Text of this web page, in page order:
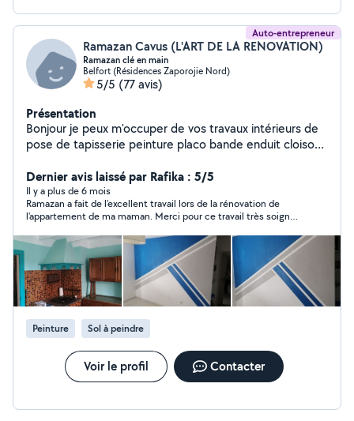
Auto-entrepreneur
Ramazan Cavus (L'ART DE LA RENOVATION)
Ramazan clé en main
Belfort (Résidences Zaporojie Nord)
5/5 (77 avis)
Présentation
Bonjour je peux m'occuper de vos travaux intérieurs de
pose de tapisserie peinture placo bande enduit cloison
Tout type de sol lino. Pvc clipsable parquet carrelage
faïence plaque osb De salle de bain clé en main WC
suspendu clé en main avec placo peinture carrelage et
autre finition Montage de cuisine équipé clé en main
avec transport planification installation et finition
Installation de profilé barrière extérieur... Montage de
meubles kit ou autres... Petit bricolage et aide
quelconque dans votre habitation Je ne travaille pas à
l'heure mais plutôt en prestation.. Je viens vous
rencontrer et discutons du prix selon vos demandes..
Dernier avis laissé par Rafika : 5/5
Il y a plus de 6 mois
Ramazan a fait de l'excellent travail lors de la rénovation de
l'appartement de ma maman. Merci pour ce travail très soigné.
Peinture Sol à peindre
Voir le profil Contacter